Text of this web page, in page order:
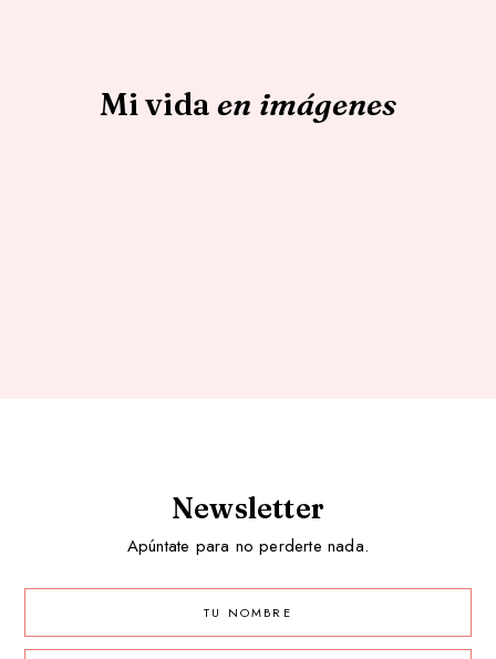
Mi vidaen imágenes
Newsletter
Apúntate para no perderte nada.